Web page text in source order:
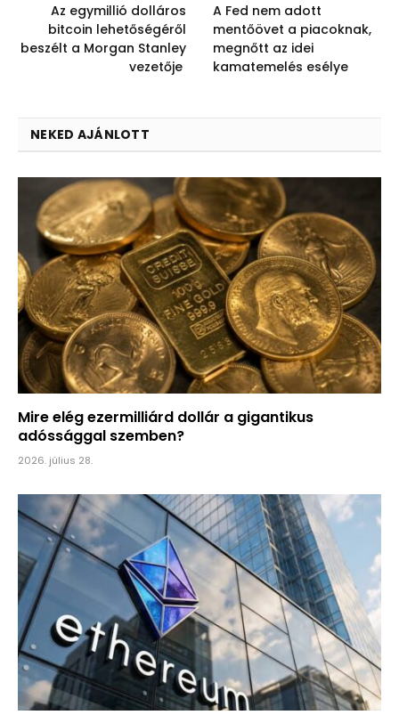
Az egymillió dolláros
bitcoin lehetőségéről
beszélt a Morgan Stanley
vezetője
A Fed nem adott
mentőövet a piacoknak,
megnőtt az idei
kamatemelés esélye
NEKED AJÁNLOTT
Mire elég ezermilliárd dollár a gigantikus
adóssággal szemben?
2026. július 28.